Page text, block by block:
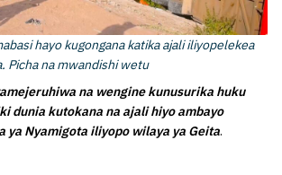
hayo kugongana katika ajali iliyopelekea
Picha na mwandishi wetu
na wengine kunusurika huku
dunia kutokana na ajali hiyo ambayo
Nyamigota iliyopo wilaya ya Geita.